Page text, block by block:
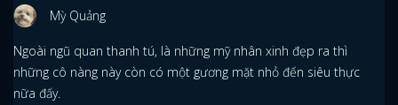
Mỳ Quảng
Ngoài ngũ quan thanh tú, là những mỹ nhân xinh đẹp ra thì
những cô nàng này còn có một gương mặt nhỏ đến siêu thực
nữa đấy.